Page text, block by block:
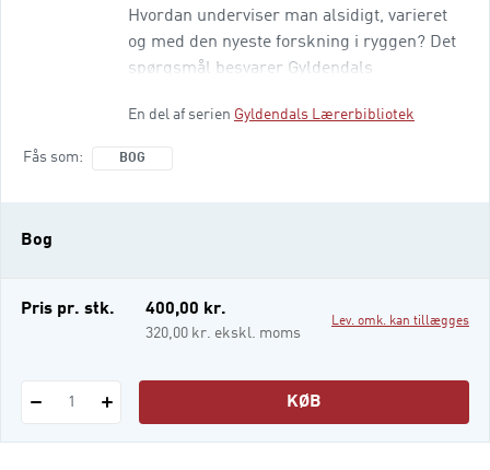
Hvordan underviser man alsidigt, varieret
og med den nyeste forskning i ryggen? Det
spørgsmål besvarer Gyldendals
forskellige pædagogiske metoder. Her er
En del af serien Gyldendals Lærerbibliotek
Fås som BOG
Bog
Pris pr. stk. 400,00 kr.
320,00 kr. ekskl. moms
Lev. omk. kan tillægges
1 KØB